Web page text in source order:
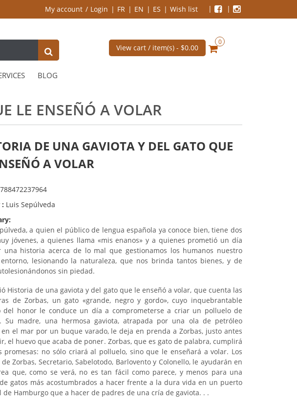
My account Login FR EN ES Wish list
View cart / item(s) - $0.00
0
BLOG
LE ENSEÑÓ A VOLAR
DE UNA GAVIOTA Y DEL GATO QUE
A VOLAR
Luis Sepúlveda
a quien el público de lengua española ya conoce bien, tiene dos
jóvenes, a quienes llama «mis enanos» y a quienes prometió un día
una historia acerca de lo mal que gestionamos los humanos nuestro
lesionando la naturaleza, que nos brinda tantos bienes, y de
sin piedad.
Historia de una gaviota y del gato que le enseñó a volar, que cuenta las
de Zorbas, un gato «grande, negro y gordo», cuyo inquebrantable
del honor le conduce un día a comprometerse a criar un polluelo de
Su madre, una hermosa gaviota, atrapada por una ola de petróleo
el mar por un buque varado, le deja en prenda a Zorbas, justo antes
el huevo que acaba de poner. Zorbas, que es gato de palabra, cumplirá
promesas: no sólo criará al polluelo, sino que le enseñará a volar. Los
Zorbas, Secretario, Sabelotodo, Barlovento y Colonello, le ayudarán en
que, como se verá, no es tan fácil como parece, y menos para una
gatos más acostumbrados a hacer frente a la dura vida en un puerto
de Hamburgo que a hacer de padres de una cría de gaviota. . .